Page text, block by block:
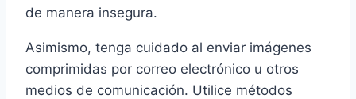
de manera insegura.
Asimismo, tenga cuidado al enviar imágenes
comprimidas por correo electrónico u otros
medios de comunicación. Utilice métodos